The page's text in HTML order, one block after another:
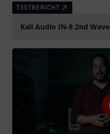
TESTBERICHT
Kali Audio IN-8 2nd Wave